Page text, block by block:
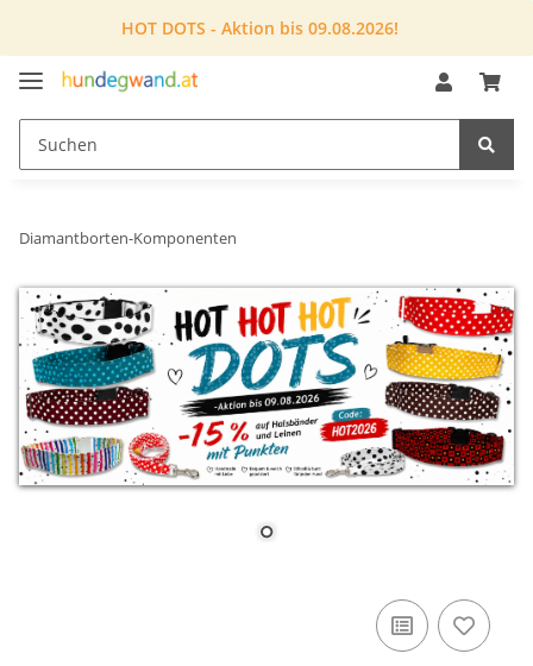
HOT DOTS - Aktion bis 09.08.2026!
Diamantborten-Komponenten